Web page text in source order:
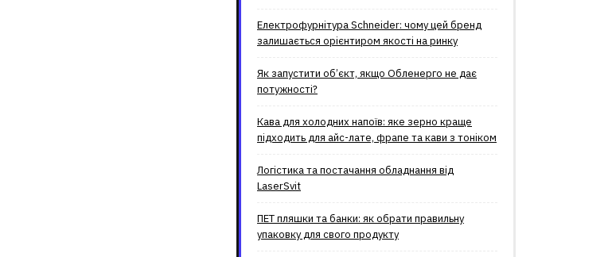
Електрофурнітура Schneider: чому цей бренд
залишається орієнтиром якості на ринку
Як запустити об’єкт, якщо Обленерго не дає
потужності?
Кава для холодних напоїв: яке зерно краще
підходить для айс-лате, фрапе та кави з тоніком
Логістика та постачання обладнання від
LaserSvit
ПЕТ пляшки та банки: як обрати правильну
упаковку для свого продукту